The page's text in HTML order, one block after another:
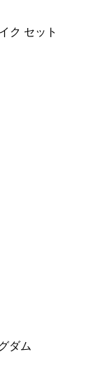
ク セット
ダム